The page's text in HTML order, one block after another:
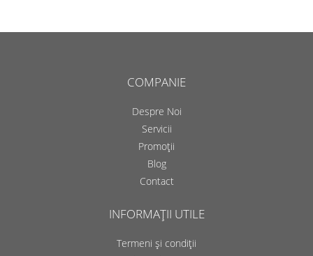
COMPANIE
Despre Noi
Servicii
Promoții
Blog
Contact
INFORMAȚII UTILE
Termeni și condiții